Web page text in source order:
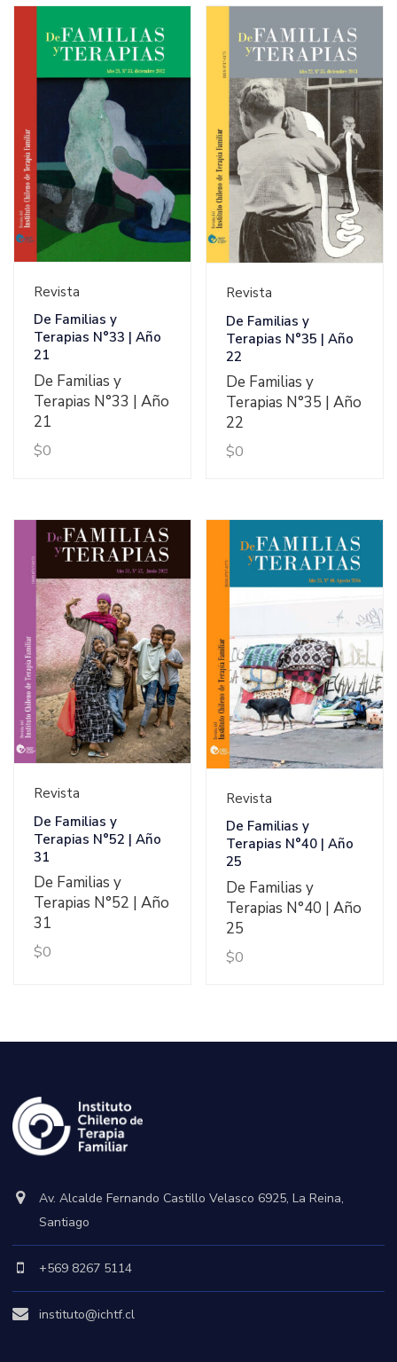
Ver Detalles
Revista
De Familias y
Terapias N°33 | Año
21
De Familias y
Terapias N°33 | Año
21
$0
Ver Detalles
Revista
De Familias y
Terapias N°35 | Año
22
De Familias y
Terapias N°35 | Año
22
$0
Ver Detalles
Revista
De Familias y
Terapias N°52 | Año
31
De Familias y
Terapias N°52 | Año
31
$0
Ver Detalles
Revista
De Familias y
Terapias N°40 | Año
25
De Familias y
Terapias N°40 | Año
25
$0
Av. Alcalde Fernando Castillo Velasco 6925, La Reina,
Santiago
+569 8267 5114
instituto@ichtf.cl